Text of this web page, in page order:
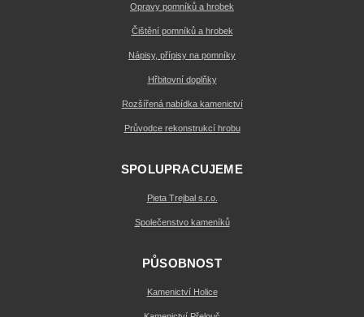
Opravy pomníků a hrobek
Čištění pomníků a hrobek
Nápisy, přípisy na pomníky
Hřbitovní doplňky
Rozšířená nabídka kamenictví
Průvodce rekonstrukcí hrobu
SPOLUPRACUJEME
Pieta Trejbal s.r.o.
Společenstvo kameníků
PŮSOBNOST
Kamenictví Holice